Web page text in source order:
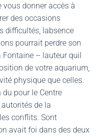
donner accès à
des occasions
difficultés, labsence
pourrait perdre son
Fontaine – lauteur quil
de votre aquarium,
physique que celles.
pour le Centre
de la
conflits. Sont
avait foi dans des deux